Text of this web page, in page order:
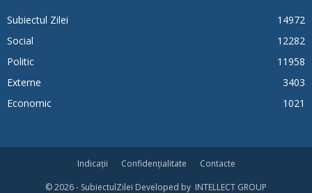
Subiectul Zilei
14972
Social
12282
Politic
11958
Externe
3403
Economic
1021
Indicații Confidențialitate
Contacte
© 2026 - SubiectulZilei Developed by INTELLECT GROUP